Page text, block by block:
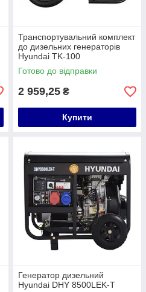
Транспортувальний комплект
до дизельних генераторів
Hyundai TK-100
Готово до відправки
2 959,25 ₴
Купити
Генератор дизельний
Hyundai DHY 8500LEK-Т